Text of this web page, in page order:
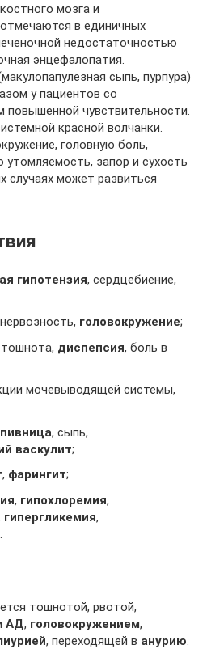
мозга и
в единичных
недостаточностью
энцефалопатия.
сыпь, пурпура)
у пациентов со
повышенной чувствительности.
красной волчанки.
головную боль,
запор и сухость
случаях может развиться
гипотензия, сердцебиение,
головокружение;
диспепсия, боль в
мочевыводящей системы,
, сыпь,
васкулит;
, фарингит;
, гипохлоремия,
гипергликемия,
.
тошнотой, рвотой,
АД, головокружением,
, переходящей в анурию.